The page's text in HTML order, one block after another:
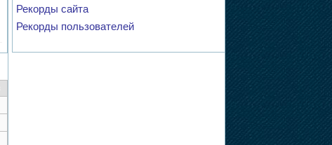
Рекорды сайта
Рекорды пользователей